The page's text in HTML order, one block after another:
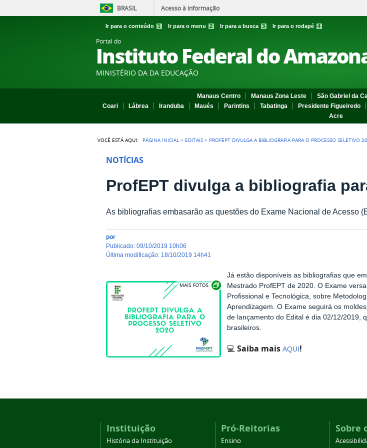
BRASIL Acesso à informação
Ir para o conteúdo 1 Ir para o menu 2 Ir para a busca 3 Ir para o rodapé 4
Portal do
Instituto Federal do
MINISTÉRIO DA DA EDUCAÇÃO
Manaus Centro Manaus Zona Leste São Gabriel da
Coari
Lábrea Iranduba Maués Parintins Tabatinga Presidente Figueiredo
Acre
VOCÊ ESTÁ AQUI: PÁGINA INICIAL > EDITAIS > PROFEPT DIVULGA A BIBLIOGRAFIA PARA O PROCESSO SELETIVO
NOTÍCIAS
ProfEPT divulga a bibliografia
As bibliografias embasarão as questões do Exame Nacional de Acesso
por
publicado: 09/10/2019 10h06
última modificação: 18/10/2019 14h41
Show image carousel
Já estão disponíveis as bibliografias que
Mestrado ProfEPT de 2020. O Exame
Profissional e Tecnológica, sobre
Aprendizagem. O Exame seguirá os
de lançamento do Edital é dia 02/12/2019,
brasileiros.
💻 Saiba maisAQUI!
Instituição
História da Instituição
Pró-Reitorias
Ensino
Sobre